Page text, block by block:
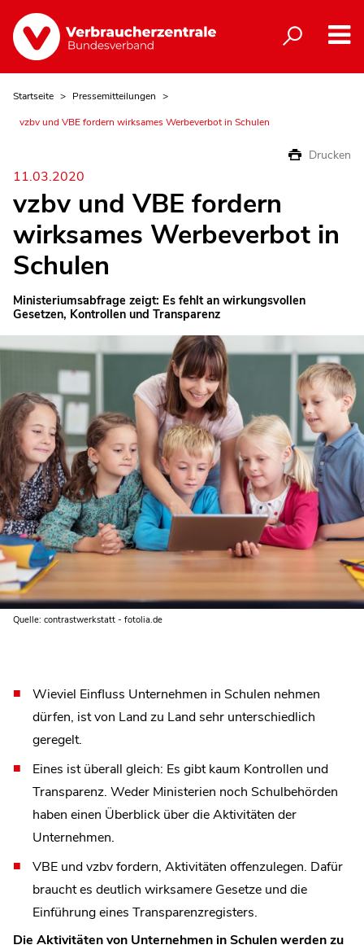
Startseite
Pressemitteilungen
vzbv und VBE fordern wirksames Werbeverbot in Schulen
Drucken
11.03.2020
vzbv und VBE fordern
wirksames Werbeverbot in
Schulen
Ministeriumsabfrage zeigt: Es fehlt an wirkungsvollen
Gesetzen, Kontrollen und Transparenz
Quelle: contrastwerkstatt - fotolia.de
Wieviel Einfluss Unternehmen in Schulen nehmen
dürfen, ist von Land zu Land sehr unterschiedlich
geregelt.
Eines ist überall gleich: Es gibt kaum Kontrollen und
Transparenz. Weder Ministerien noch Schulbehörden
haben einen Überblick über die Aktivitäten der
Unternehmen.
VBE und vzbv fordern, Aktivitäten offenzulegen. Dafür
braucht es deutlich wirksamere Gesetze und die
Einführung eines Transparenzregisters.
Die Aktivitäten von Unternehmen in Schulen werden zu